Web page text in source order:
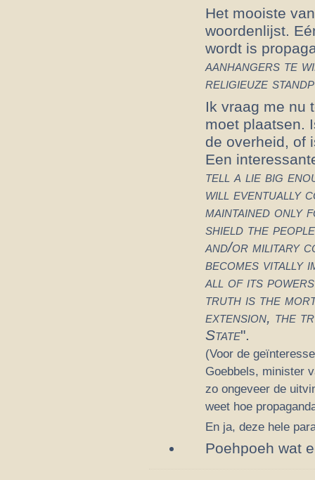
Het mooiste
woordenlijst.
wordt is
aanhangers te
religieuze
Ik vraag me nu
moet plaatsen.
de overheid, of
Een
tell a lie big
will eventually
maintained only
shield the
and/or military
becomes vitally
all of its
truth is the
extension, the
State".
(Voor de
Goebbels, minister
zo ongeveer de
weet hoe
En ja, deze hele
Poehpoeh wat